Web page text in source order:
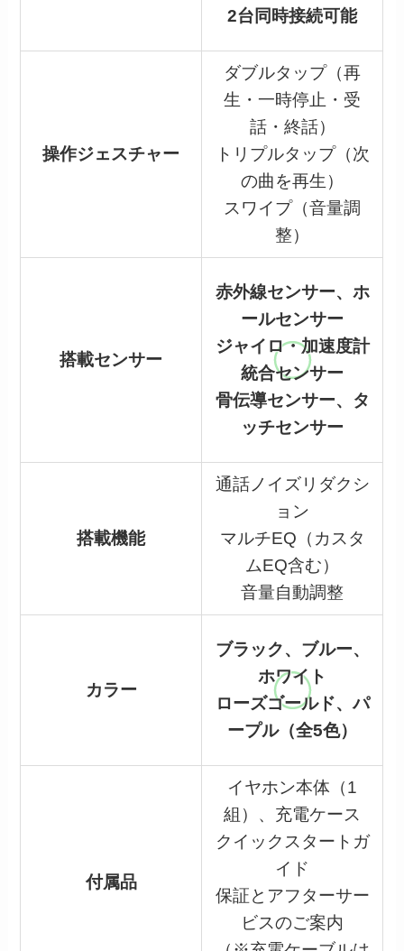
2台同時接続可能
操作ジェスチャー
ダブルタップ（再
生・一時停止・受
話・終話）
トリプルタップ（次
の曲を再生）
スワイプ（音量調
整）
搭載センサー
赤外線センサー、ホ
ールセンサー
ジャイロ・加速度計
統合センサー
骨伝導センサー、タ
ッチセンサー
搭載機能
通話ノイズリダクシ
ョン
マルチEQ（カスタ
ムEQ含む）
音量自動調整
カラー
ブラック、ブルー、
ホワイト
ローズゴールド、パ
ープル（全5色）
付属品
イヤホン本体（1
組）、充電ケース
クイックスタートガ
イド
保証とアフターサー
ビスのご案内